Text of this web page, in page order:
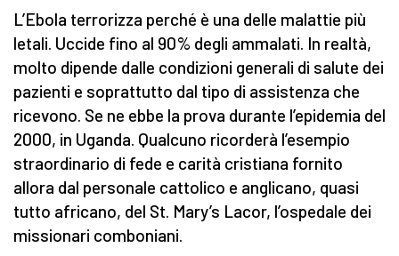
L’Ebola terrorizza perché è una delle malattie più
letali. Uccide fino al 90% degli ammalati. In realtà,
molto dipende dalle condizioni generali di salute dei
pazienti e soprattutto dal tipo di assistenza che
ricevono. Se ne ebbe la prova durante l’epidemia del
2000, in Uganda. Qualcuno ricorderà l’esempio
straordinario di fede e carità cristiana fornito
allora dal personale cattolico e anglicano, quasi
tutto africano, del St. Mary’s Lacor, l’ospedale dei
missionari comboniani.